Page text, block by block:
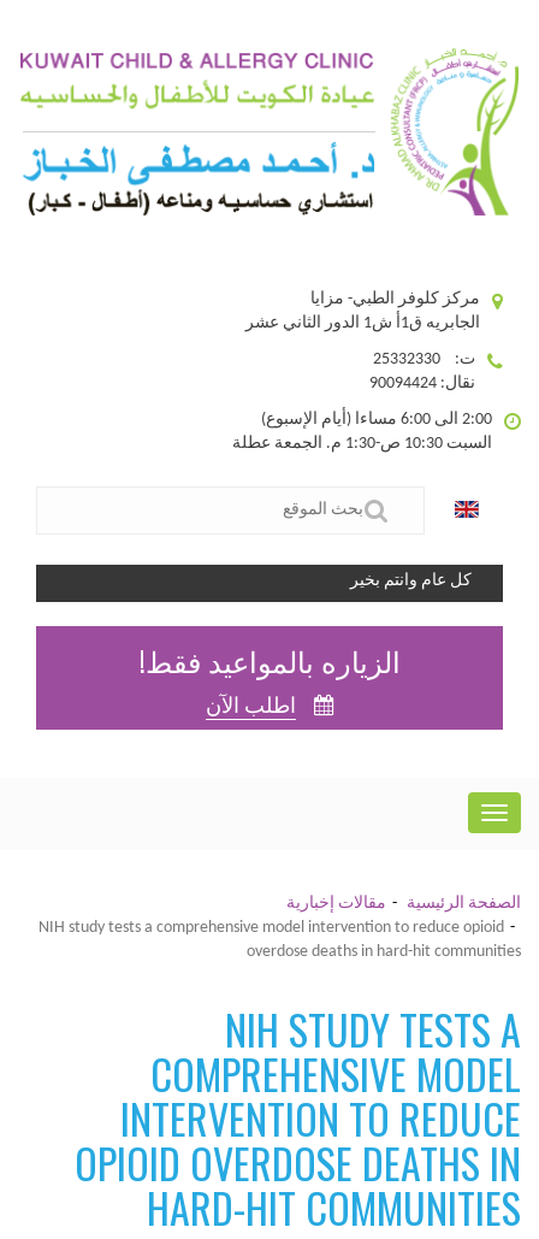
مركز كلوفر الطبي- مزايا
الجابريه ق1أ ش1 الدور الثاني عشر
ت: 25332330
نقال: 90094424
2:00 الى 6:00 مساءا (أيام الإسبوع)
السبت 10:30 ص-1:30 م. الجمعة عطلة
كل عام وانتم بخير
الزياره بالمواعيد فقط!
اطلب الآن
الصفحة الرئيسية
مقالات إخبارية
NIH study tests a comprehensive model intervention to reduce opioid
overdose deaths in hard-hit communities
NIH STUDY TESTS A
COMPREHENSIVE MODEL
INTERVENTION TO REDUCE
OPIOID OVERDOSE DEATHS IN
HARD-HIT COMMUNITIES